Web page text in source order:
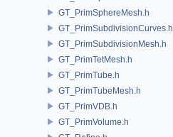
GT_PrimSphereMesh.h
GT_PrimSubdivisionCurves.h
GT_PrimSubdivisionMesh.h
GT_PrimTetMesh.h
GT_PrimTube.h
GT_PrimTubeMesh.h
GT_PrimVDB.h
GT_PrimVolume.h